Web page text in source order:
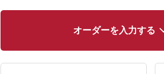
オーダーを入力する